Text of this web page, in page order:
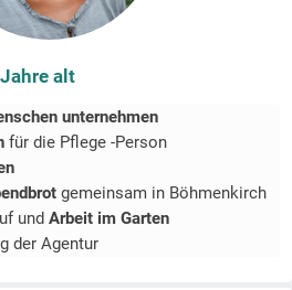
alt
unternehmen
für die Pflege -Person
gemeinsam in Böhmenkirch
und Arbeit im Garten
der Agentur